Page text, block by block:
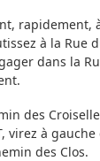
rapidement,
à la Rue
dans la
des
virez à gauche
des Clos.